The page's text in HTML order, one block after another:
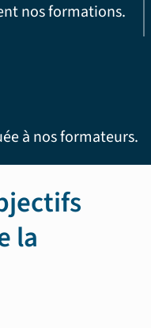
nos formations.
à nos formateurs.
la